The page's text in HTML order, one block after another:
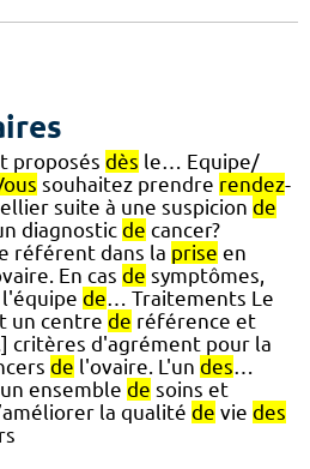
proposés dès le… Equipe/
souhaitez prendre rendez-
suite à une suspicion de
diagnostic de cancer?
référent dans la prise en
En cas de symptômes,
l'équipe de… Traitements Le
un centre de référence et
critères d'agrément pour la
de l'ovaire. L'un des…
ensemble de soins et
la qualité de vie des